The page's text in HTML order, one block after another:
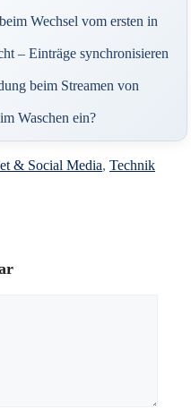
Wechsel vom ersten in
– Einträge synchronisieren
beim Streamen von
Waschen ein?
& Social Media, Technik